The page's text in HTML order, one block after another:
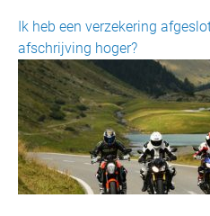
Ik heb een verzekering
afschrijving hoger?